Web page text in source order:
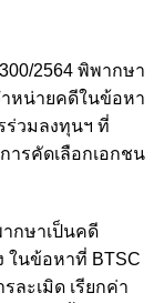
2564 พิพากษา
หน่ายคดีในข้อหา
ร่วมลงทุนฯ ที่
ารคัดเลือกเอกชน
กษาเป็นคดี
ในข้อหาที่ BTSC
ละเมิด เรียกค่า